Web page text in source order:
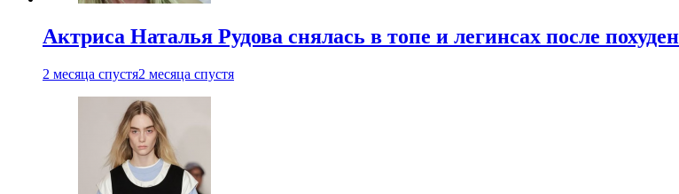
Актриса Наталья Рудова снялась в топе и легинсах после
2 месяца спустя2 месяца спустя